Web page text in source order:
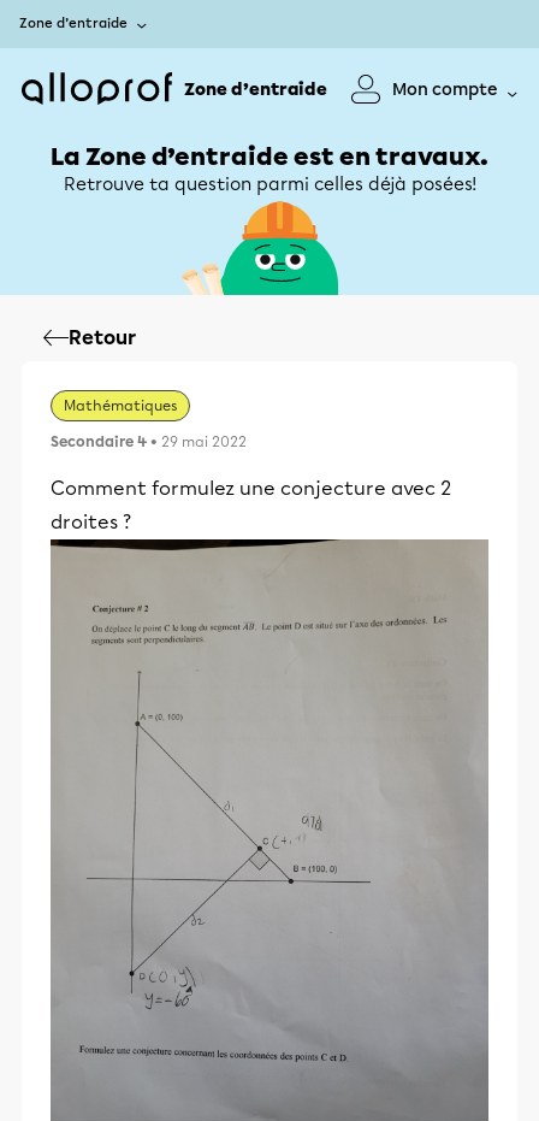
Zone d’entraide
Zone d’entraide Mon compte
La Zone d’entraide est en travaux.
Retrouve ta question parmi celles déjà posées!
Retour
Mathématiques
Secondaire 4 • 29 mai 2022
Comment formulez une conjecture avec 2
droites ?